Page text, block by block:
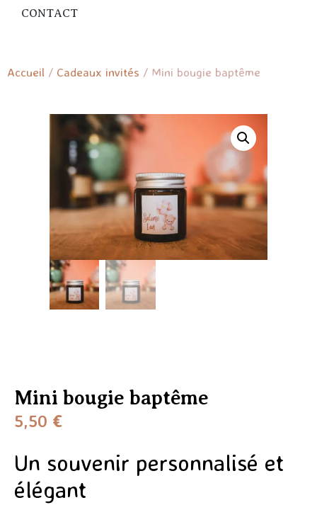
CONTACT
Accueil / Cadeaux invités / Mini bougie baptême
Mini bougie baptême
5,50 €
Un souvenir personnalisé et
élégant